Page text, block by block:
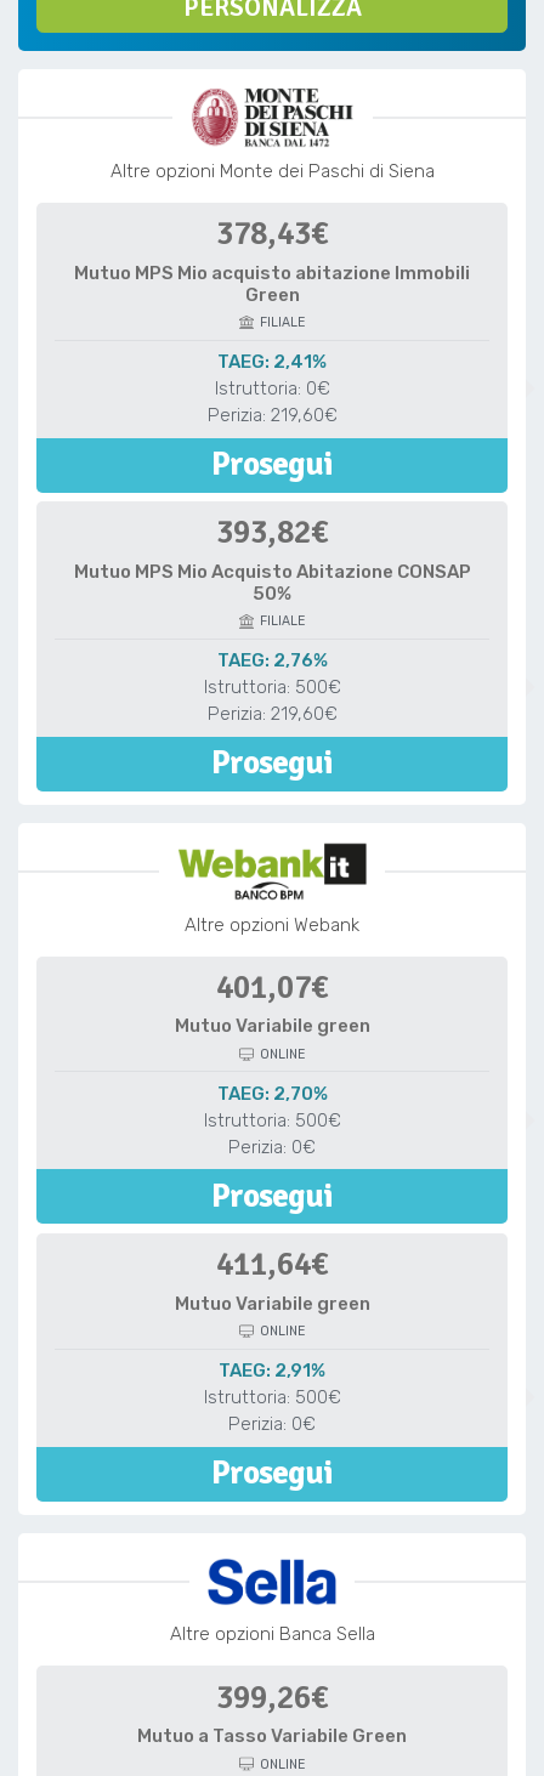
PERSONALIZZA
Altre opzioni Monte dei Paschi di Siena
378,43€
Mutuo MPS Mio acquisto abitazione Immobili
Green
FILIALE
TAEG: 2,41%
Istruttoria: 0€
Perizia: 219,60€
Prosegui
393,82€
Mutuo MPS Mio Acquisto Abitazione CONSAP
50%
FILIALE
TAEG: 2,76%
Istruttoria: 500€
Perizia: 219,60€
Prosegui
Altre opzioni Webank
401,07€
Mutuo Variabile green
ONLINE
TAEG: 2,70%
Istruttoria: 500€
Perizia: 0€
Prosegui
411,64€
Mutuo Variabile green
ONLINE
TAEG: 2,91%
Istruttoria: 500€
Perizia: 0€
Prosegui
Altre opzioni Banca Sella
399,26€
Mutuo a Tasso Variabile Green
ONLINE